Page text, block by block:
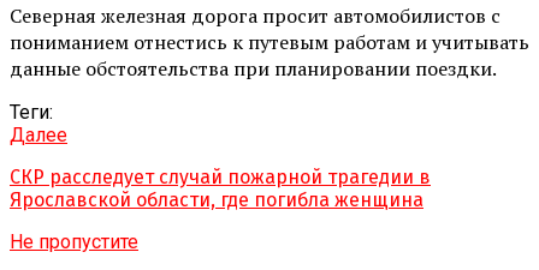
Северная железная дорога просит автомобилистов с
пониманием отнестись к путевым работам и учитывать
данные обстоятельства при планировании поездки.
Теги:
Далее
СКР расследует случай пожарной трагедии в
Ярославской области, где погибла женщина
Не пропустите